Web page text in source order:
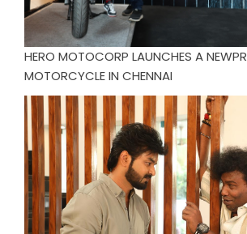
HERO MOTOCORP LAUNCHES A
MOTORCYCLE IN CHENNAI